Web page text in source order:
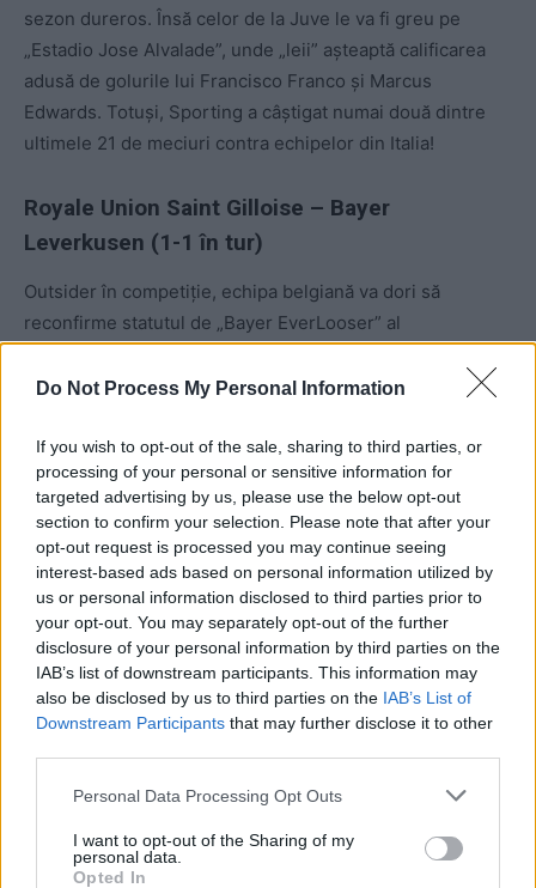
Do Not Process My Personal Information
If you wish to opt-out of the sale, sharing to third parties, or
processing of your personal or sensitive information for
targeted advertising by us, please use the below opt-out
section to confirm your selection. Please note that after your
opt-out request is processed you may continue seeing
interest-based ads based on personal information utilized by
us or personal information disclosed to third parties prior to
your opt-out. You may separately opt-out of the further
disclosure of your personal information by third parties on the
IAB’s list of downstream participants. This information may
also be disclosed by us to third parties on the IAB’s List of
Downstream Participants that may further disclose it to other
Personal Data Processing Opt Outs
I want to opt-out of the Sharing of my
personal data.
Opted In
sezon dureros. Însă celor de la Juve le va fi greu pe
„Estadio Jose Alvalade”, unde „leii” așteaptă calificarea
adusă de golurile lui Francisco Franco și Marcus
Edwards. Totuși, Sporting a câștigat numai două dintre
ultimele 21 de meciuri contra echipelor din Italia!
Royale Union Saint Gilloise – Bayer
Leverkusen (1-1 în tur)
Outsider în competiție, echipa belgiană va dori să
reconfirme statutul de „Bayer EverLooser” al
echipă cotată cu șansa a doua poate câștiga în fața
rămas ultima formație germană în Europa. Blazonul
Bundesligii trebuie apărat. Va reuși asta Bayer
Leverkusen?
Inspiră-te pentru bilete direct din SuperSocial, rețeaua
de socializare a pariorilor
Instalează gratuit aplicația Superbet,editează-ți profilul
SuperSocial și copiază pe ce mize dorești tu, biletele
plasate de ambasadori, jurnaliști de top și tipsteri
profesioniști!